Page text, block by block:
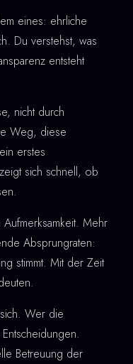
eines: ehrliche
Du verstehst, was
entsteht
nicht durch
Weg, diese
erstes
sich schnell, ob
Mehr
Absprungraten:
stimmt. Mit der Zeit
Wer die
Betreuung der